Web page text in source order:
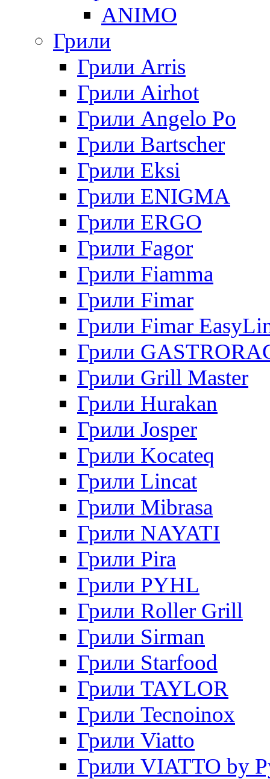
ANIMO
Грили
Грили Arris
Грили Airhot
Грили Angelo Po
Грили Bartscher
Грили Eksi
Грили ENIGMA
Грили ERGO
Грили Fagor
Грили Fiamma
Грили Fimar
Грили Fimar
Грили
Грили Grill Master
Грили Hurakan
Грили Josper
Грили Kocateq
Грили Lincat
Грили Mibrasa
Грили NAYATI
Грили Pira
Грили PYHL
Грили Roller Grill
Грили Sirman
Грили Starfood
Грили TAYLOR
Грили Tecnoinox
Грили Viatto
Грили VIATTO by